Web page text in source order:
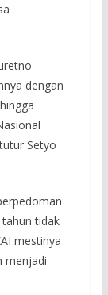
dengan
Setyo
tidak
mestinya
menjadi